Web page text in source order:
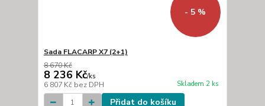
- 5 %
Sada FLACARP X7 (2+1)
8 670 Kč
8 236 Kč/ks
6 807 Kč bez DPH Skladem 2 ks
Přidat do košíku